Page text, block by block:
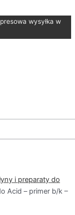
wysyłka w
i preparaty do
Acid – primer b/k –